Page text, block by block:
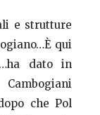
e strutture
qui
dato in
che Pol